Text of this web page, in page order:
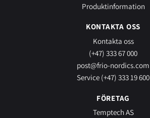
Produktinformation
KONTAKTA OSS
Kontakta oss
(+47) 333 67 000
post@frio-nordics.com
Service (+47) 333 19 600
FÖRETAG
Temptech AS